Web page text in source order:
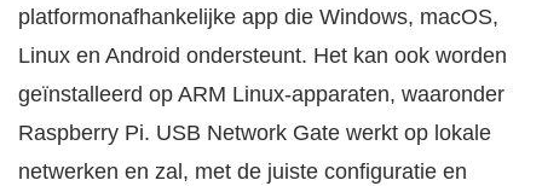
platformonafhankelijke app die Windows, macOS,
Linux en Android ondersteunt. Het kan ook worden
geïnstalleerd op ARM Linux-apparaten, waaronder
Raspberry Pi. USB Network Gate werkt op lokale
netwerken en zal, met de juiste configuratie en